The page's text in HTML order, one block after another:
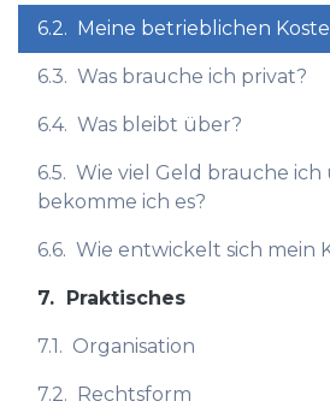
6.2. Meine betrieblichen
6.3. Was brauche ich privat?
6.4. Was bleibt über?
6.5. Wie viel Geld brauche
bekomme ich es?
6.6. Wie entwickelt sich mein
7. Praktisches
7.1. Organisation
7.2. Rechtsform